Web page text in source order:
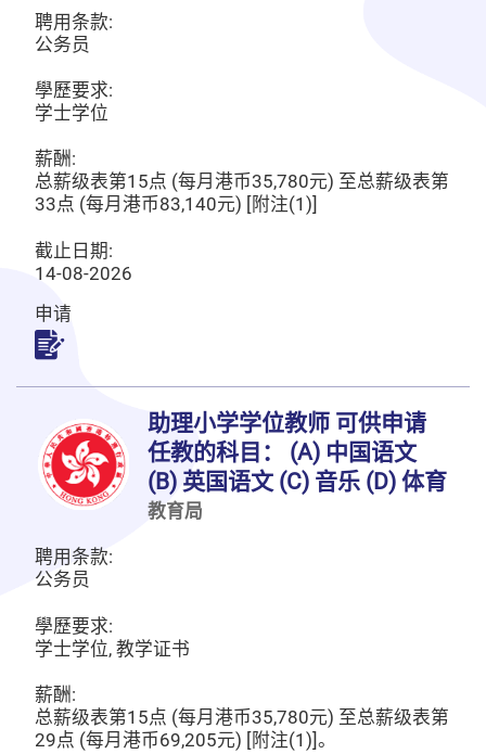
聘用条款:
公务员
學歷要求:
学士学位
薪酬:
总薪级表第15点 (每月港币35,780元) 至总薪级表第
33点 (每月港币83,140元) [附注(1)]
截止日期:
14-08-2026
申请
申请
助理小学学位教师 可供申请
任教的科目： (A) 中国语文
(B) 英国语文 (C) 音乐 (D) 体育
教育局
聘用条款:
公务员
學歷要求:
学士学位, 教学证书
薪酬:
总薪级表第15点 (每月港币35,780元) 至总薪级表第
29点 (每月港币69,205元) [附注(1)]。